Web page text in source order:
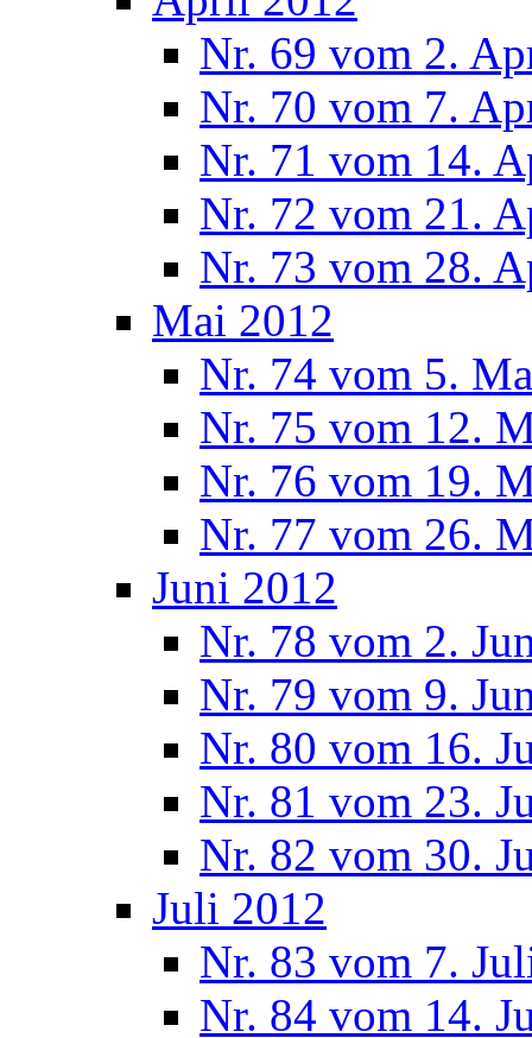
Nr. 69 vom 2.
Nr. 70 vom 7.
Nr. 71 vom 14.
Nr. 72 vom 21.
Nr. 73 vom 28.
Mai 2012
Nr. 74 vom 5.
Nr. 75 vom 12.
Nr. 76 vom 19.
Nr. 77 vom 26.
Juni 2012
Nr. 78 vom 2.
Nr. 79 vom 9.
Nr. 80 vom 16.
Nr. 81 vom 23.
Nr. 82 vom 30.
Juli 2012
Nr. 83 vom 7.
Nr. 84 vom 14.